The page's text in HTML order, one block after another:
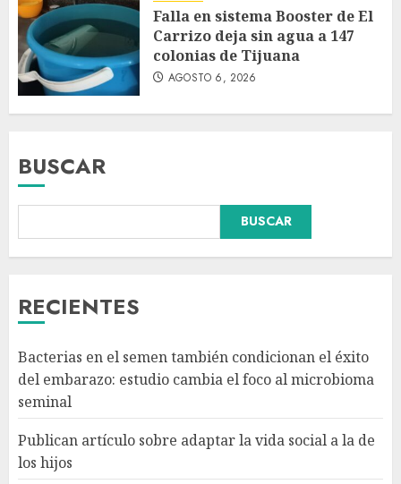
Falla en sistema Booster de El
Carrizo deja sin agua a 147
colonias de Tijuana
AGOSTO 6, 2026
BUSCAR
BUSCAR
RECIENTES
Bacterias en el semen también condicionan el éxito
del embarazo: estudio cambia el foco al microbioma
seminal
Publican artículo sobre adaptar la vida social a la de
los hijos
3
Dos demandas contra Bad
4
¿Sería posible saber si un
ingenio artificial tiene
AGOSTO 6, 2026